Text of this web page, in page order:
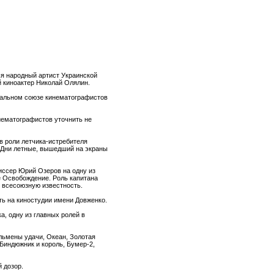
народный артист Украинской
Николай Олялин.
союзе кинематографистов
уточнить не
летчика-истребителя
летные, вышедший на экраны
Юрий Озеров на одну из
Роль капитана
известность.
на киностудии имени Довженко.
одну из главных ролей в
удачи, Океан, Золотая
и король, Бумер-2,
дозор.